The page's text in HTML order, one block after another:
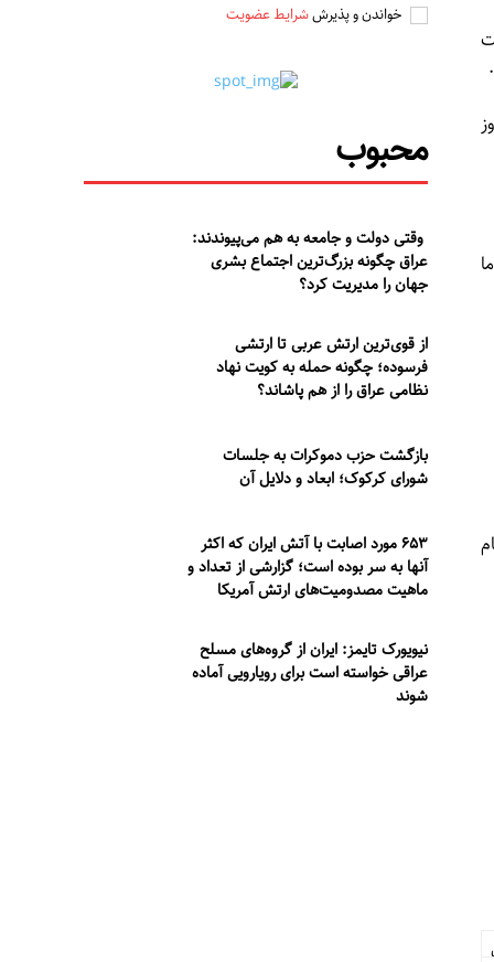
خواندن و پذیرششرایط عضویت
محبوب
وقتی دولت و جامعه به هم می‌پیوندند:
عراق چگونه بزرگ‌ترین اجتماع بشری
جهان را مدیریت کرد؟
از قوی‌ترین ارتش عربی تا ارتشی
فرسوده؛ چگونه حمله به کویت نهاد
نظامی عراق را از هم پاشاند؟
بازگشت حزب دموکرات به جلسات
شورای کرکوک؛ ابعاد و دلایل آن
۶۵۳ مورد اصابت با آتش ایران که اکثر
آنها به سر بوده است؛ گزارشی از تعداد و
ماهیت مصدومیت‌های ارتش آمریکا
نیویورک تایمز: ایران از گروه‌های مسلح
عراقی خواسته است برای رویارویی آماده
شوند